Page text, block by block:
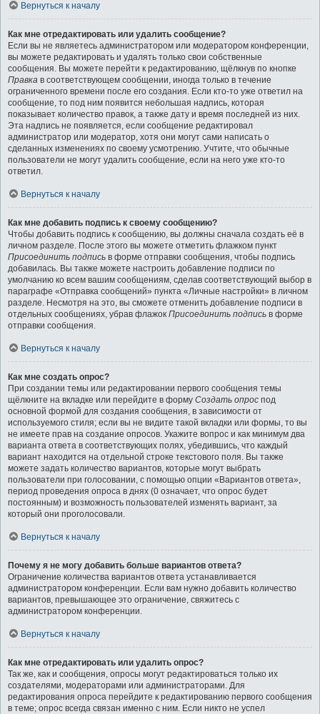
Вернуться к началу
Как мне отредактировать или удалить сообщение?
Если вы не являетесь администратором или модератором конференции,
вы можете редактировать и удалять только свои собственные
сообщения. Вы можете перейти к редактированию, щёлкнув по кнопке
Правка в соответствующем сообщении, иногда только в течение
ограниченного времени после его создания. Если кто-то уже ответил на
сообщение, то под ним появится небольшая надпись, которая
показывает количество правок, а также дату и время последней из них.
Эта надпись не появляется, если сообщение редактировал
администратор или модератор, хотя они могут сами написать о
сделанных изменениях по своему усмотрению. Учтите, что обычные
пользователи не могут удалить сообщение, если на него уже кто-то
ответил.
Вернуться к началу
Как мне добавить подпись к своему сообщению?
Чтобы добавить подпись к сообщению, вы должны сначала создать её в
личном разделе. После этого вы можете отметить флажком пункт
Присоединить подпись в форме отправки сообщения, чтобы подпись
добавилась. Вы также можете настроить добавление подписи по
умолчанию ко всем вашим сообщениям, сделав соответствующий выбор в
параграфе «Отправка сообщений» пункта «Личные настройки» в личном
разделе. Несмотря на это, вы сможете отменить добавление подписи в
отдельных сообщениях, убрав флажок Присоединить подпись в форме
отправки сообщения.
Вернуться к началу
Как мне создать опрос?
При создании темы или редактировании первого сообщения темы
щёлкните на вкладке или перейдите в форму Создать опрос под
основной формой для создания сообщения, в зависимости от
используемого стиля; если вы не видите такой вкладки или формы, то вы
не имеете прав на создание опросов. Укажите вопрос и как минимум два
варианта ответа в соответствующих полях, убедившись, что каждый
вариант находится на отдельной строке текстового поля. Вы также
можете задать количество вариантов, которые могут выбрать
пользователи при голосовании, с помощью опции «Вариантов ответа»,
период проведения опроса в днях (0 означает, что опрос будет
постоянным) и возможность пользователей изменять вариант, за
который они проголосовали.
Вернуться к началу
Почему я не могу добавить больше вариантов ответа?
Ограничение количества вариантов ответа устанавливается
администратором конференции. Если вам нужно добавить количество
вариантов, превышающее это ограничение, свяжитесь с
администратором конференции.
Вернуться к началу
Как мне отредактировать или удалить опрос?
Так же, как и сообщения, опросы могут редактироваться только их
создателями, модераторами или администраторами. Для
редактирования опроса перейдите к редактированию первого сообщения
в теме; опрос всегда связан именно с ним. Если никто не успел